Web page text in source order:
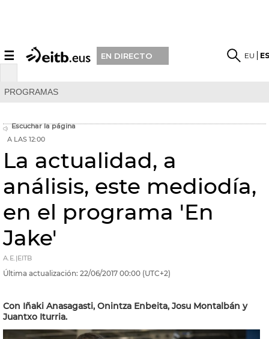
☰ EN DIRECTO EU
PROGRAMAS
Escuchar la página
A LAS 12:00
La actualidad, a
análisis, este mediodía,
en el programa 'En
Jake'
A.E.|EITB
Última actualización: 22/06/2017 00:00 (UTC+2)
Con Iñaki Anasagasti, Onintza Enbeita, Josu Montalbán y
Juantxo Iturria.